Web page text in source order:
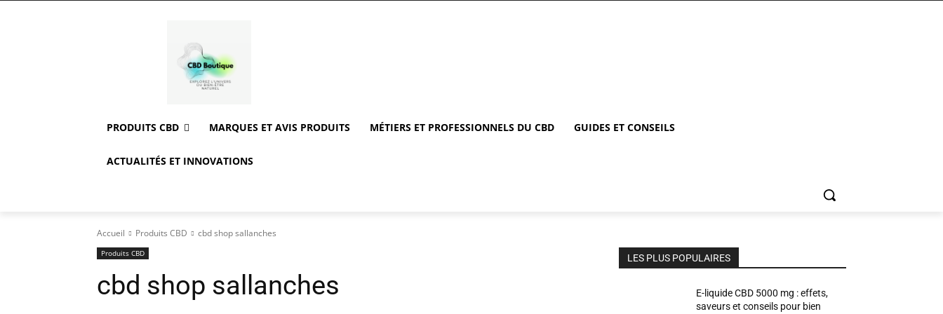
PRODUITS CBD MARQUES ET AVIS PRODUITS MÉTIERS ET PROFESSIONNELS DU CBD GUIDES ET CONSEILS
ACTUALITÉS ET INNOVATIONS
Accueil Produits CBD cbd shop sallanches
Produits CBD
cbd shop sallanches
LES PLUS POPULAIRES
E-liquide CBD 5000 mg : effets,
saveurs et conseils pour bien